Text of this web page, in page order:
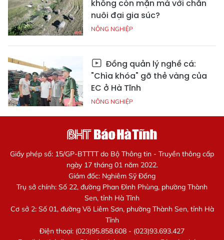
không còn mặn mà với chăn
nuôi đại gia súc?
NÔNG NGHIỆP
Đồng quản lý nghề cá:
"Chìa khóa" gỡ thẻ vàng của
EC ở Hà Tĩnh
NÔNG NGHIỆP
Giấy phép số: 15/GP-BTTTT do Bộ Thông tin - Truyền thông cấp
ngày 17 tháng 01 năm 2022.
Giám đốc: Nghiêm Sỹ Đống
Trụ sở chính: Số 22, đường Phan Đình Phùng, phường Thành
Sen, tỉnh Hà Tĩnh
Cơ sở 2: Số 01, đường Võ Liêm Sơn, phường Thành Sen, tỉnh Hà
Tĩnh
Điện thoại: (023)95.858.608 - (023)93.693.427